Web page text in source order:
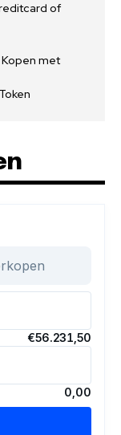
of
met